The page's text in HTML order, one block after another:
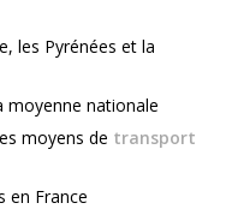
les Pyrénées et la
moyenne nationale
moyens de transport
en France